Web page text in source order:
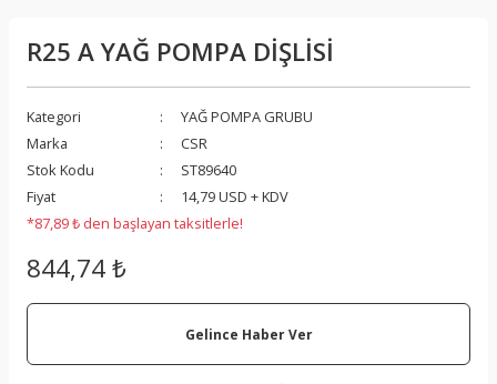
R25 A YAĞ POMPA DİŞLİSİ
Kategori
YAĞ POMPA GRUBU
Marka
CSR
Stok Kodu
ST89640
Fiyat
14,79 USD + KDV
*87,89 ₺ den başlayan taksitlerle!
844,74 ₺
Gelince Haber Ver